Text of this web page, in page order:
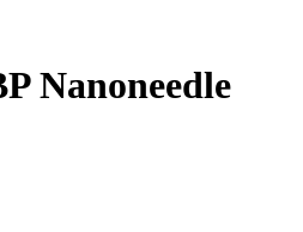
Nanoneedle